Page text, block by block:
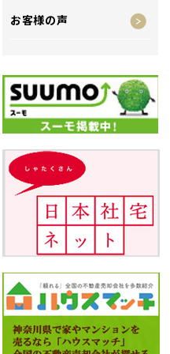
お客様の声